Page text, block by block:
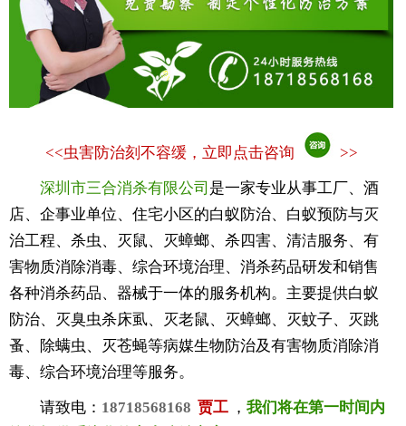
<<虫害防治刻不容缓，立即点击咨询 >>
深圳市三合消杀有限公司 是一家专业从事工厂、酒
店、企事业单位、住宅小区的白蚁防治、白蚁预防与灭
治工程、杀虫、灭鼠、灭蟑螂、杀四害、清洁服务、有
害物质消除消毒、综合环境治理、消杀药品研发和销售
各种消杀药品、器械于一体的服务机构。主要提供白蚁
防治、灭臭虫杀床虱、灭老鼠、灭蟑螂、灭蚊子、灭跳
蚤、除螨虫、灭苍蝇等病媒生物防治及有害物质消除消
毒、综合环境治理等服务。
请致电： 18718568168 贾工 ， 我们将在第一时间内